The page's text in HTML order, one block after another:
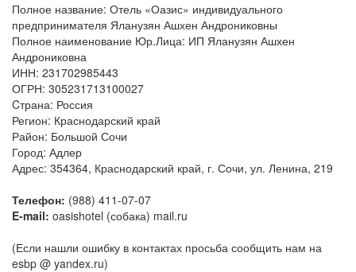
Полное название: Отель «Оазис» индивидуального
предпринимателя Яланузян Ашхен Андрониковны
Полное наименование Юр.Лица: ИП Яланузян Ашхен
Андрониковна
ИНН: 231702985443
ОГРН: 305231713100027
Cтрана: Россия
Регион: Краснодарский край
Район: Большой Сочи
Город: Адлер
Адрес: 354364, Краснодарский край, г. Сочи, ул. Ленина, 219
Телефон: (988) 411-07-07
E-mail: oasishotel (собака) mail.ru
(Если нашли ошибку в контактах просьба сообщить нам на
esbp @ yandex.ru)